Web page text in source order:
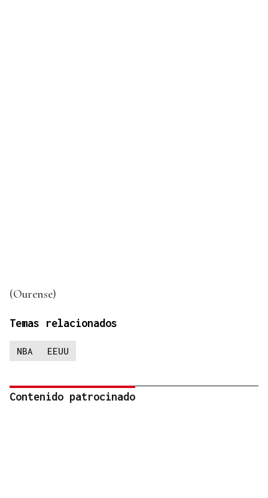
(Ourense)
Temas relacionados
NBA EEUU
Contenido patrocinado